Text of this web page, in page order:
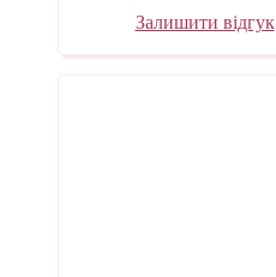
Залишити відгук